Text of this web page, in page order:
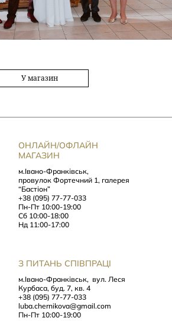
У магазин
ОНЛАЙН/ОФЛАЙН
МАГАЗИН
м.Івано-Франківськ,
провулок Фортечний 1, галерея
“Бастіон”
+38 (095) 77-77-033
Пн-Пт 10:00-19:00
Сб 10:00-18:00
Нд 11:00-17:00
З ПИТАНЬ СПІВПРАЦІ
м.Івано-Франківськ, вул. Леся
Курбаса, буд. 7, кв. 4
+38 (095) 77-77-033
luba.chernikova@gmail.com
Пн-Пт 10:00-19:00